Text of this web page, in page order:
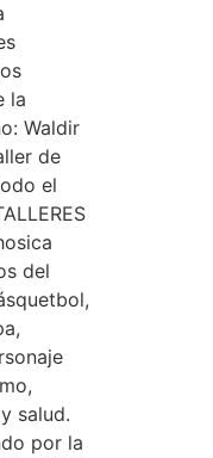
la
Waldir
de
el
del
salud.
por la